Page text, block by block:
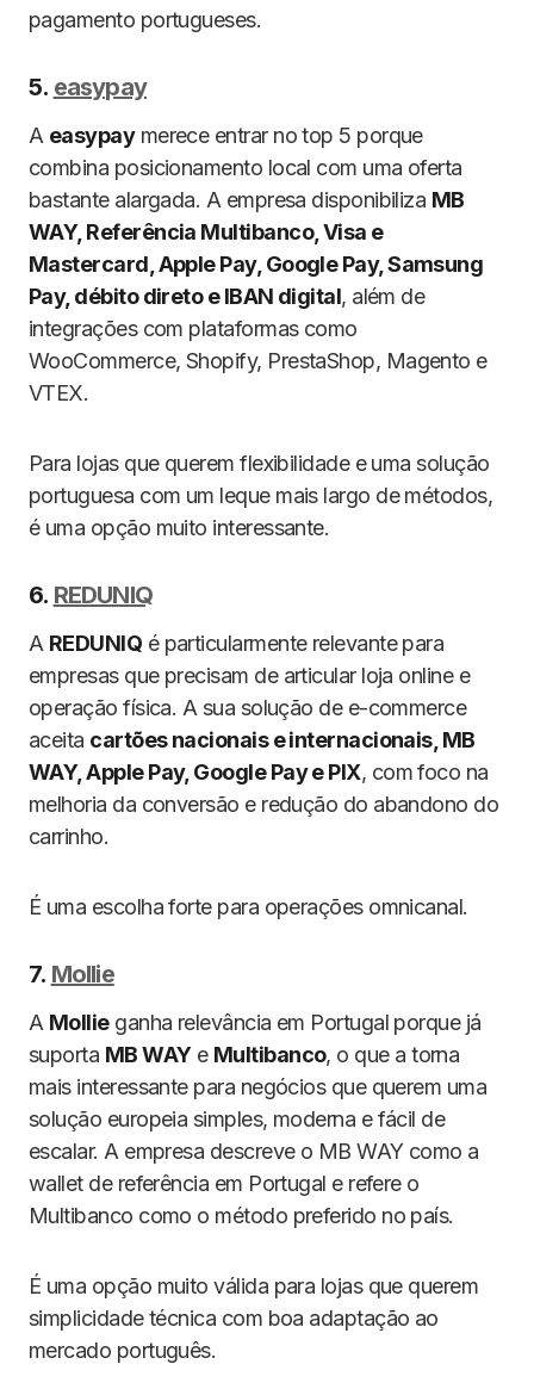
pagamento portugueses.
5. easypay
A easypaymerece entrar no top 5 porque
combina posicionamento local com uma oferta
bastante alargada. A empresa disponibiliza MB
WAY, Referência Multibanco, Visa e
Mastercard, Apple Pay, Google Pay, Samsung
Pay, débito direto e IBAN digital, além de
integrações com plataformas como
WooCommerce, Shopify, PrestaShop, Magento e
VTEX.
Para lojas que querem flexibilidade e uma solução
portuguesa com um leque mais largo de métodos,
é uma opção muito interessante.
6. REDUNIQ
A REDUNIQ é particularmente relevante para
empresas que precisam de articular loja online e
operação física. A sua solução de e-commerce
aceita cartões nacionais e internacionais, MB
WAY, Apple Pay, Google Pay e PIX, com foco na
melhoria da conversão e redução do abandono do
carrinho.
É uma escolha forte para operações omnicanal.
7. Mollie
A Mollieganha relevância em Portugal porque já
suporta MB WAYe Multibanco, o que a torna
mais interessante para negócios que querem uma
solução europeia simples, moderna e fácil de
escalar. A empresa descreve o MB WAY como a
wallet de referência em Portugal e refere o
Multibanco como o método preferido no país.
É uma opção muito válida para lojas que querem
simplicidade técnica com boa adaptação ao
mercado português.